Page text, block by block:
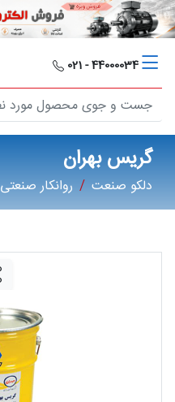
دلکو
صنعت
محصولات
مصارف
صنعتی
مقالات
گالری
44000034 - 021
گریس بهران
دلکو صنعت روانکار صنعتی